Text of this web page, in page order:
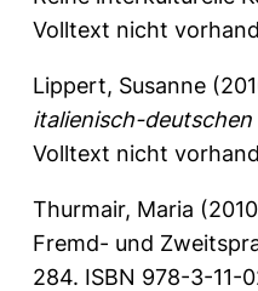
Volltext nicht
Lippert, Susanne
italienisch-deutschen
Volltext nicht
Thurmair, Maria
Fremd- und
284. ISBN 978-3-11-